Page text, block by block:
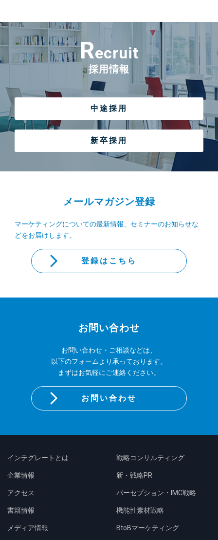
Recruit
採用情報
中途採用
新卒採用
メールマガジン登録
マーケティングについての最新情報、セミナーのお知らせな
どをお届けします。
登録はこちら
お問い合わせ
お問い合わせ・ご相談などは、
以下のフォームより承っております。
まずはお気軽にご連絡ください。
お問い合わせ
インテグレートとは
企業情報
アクセス
書籍情報
メディア情報
戦略コンサルティング
新・戦略PR
パーセプション・IMC戦略
機能性素材戦略
BtoBマーケティング